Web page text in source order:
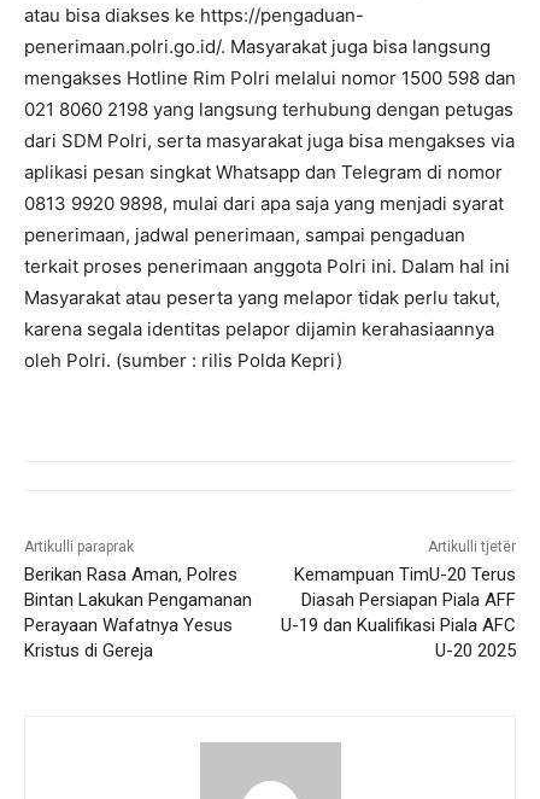
atau bisa diakses ke https://pengaduan-
penerimaan.polri.go.id/. Masyarakat juga bisa langsung
mengakses Hotline Rim Polri melalui nomor 1500 598 dan
021 8060 2198 yang langsung terhubung dengan petugas
dari SDM Polri, serta masyarakat juga bisa mengakses via
aplikasi pesan singkat Whatsapp dan Telegram di nomor
0813 9920 9898, mulai dari apa saja yang menjadi syarat
penerimaan, jadwal penerimaan, sampai pengaduan
terkait proses penerimaan anggota Polri ini. Dalam hal ini
Masyarakat atau peserta yang melapor tidak perlu takut,
karena segala identitas pelapor dijamin kerahasiaannya
oleh Polri. (sumber : rilis Polda Kepri)
Artikulli paraprak
Berikan Rasa Aman, Polres
Bintan Lakukan Pengamanan
Perayaan Wafatnya Yesus
Kristus di Gereja
Artikulli tjetër
Kemampuan TimU-20 Terus
Diasah Persiapan Piala AFF
U-19 dan Kualifikasi Piala AFC
U-20 2025